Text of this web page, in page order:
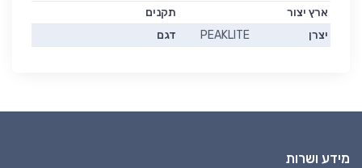
ארץ יצור
תקנים
יצרן
PEAKLITE דגם
מידע ושרות